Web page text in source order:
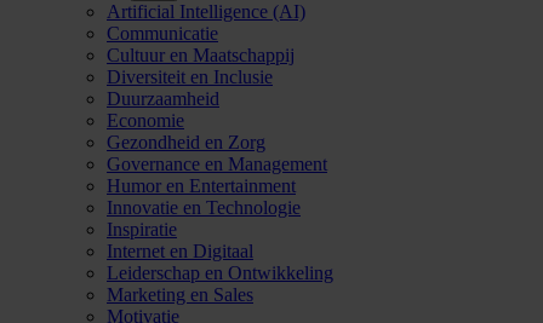
Artificial Intelligence (AI)
Communicatie
Cultuur en Maatschappij
Diversiteit en Inclusie
Duurzaamheid
Economie
Gezondheid en Zorg
Governance en Management
Humor en Entertainment
Innovatie en Technologie
Inspiratie
Internet en Digitaal
Leiderschap en Ontwikkeling
Marketing en Sales
Motivatie